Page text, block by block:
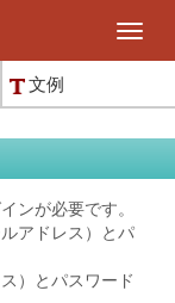
文例
ンが必要です。
アドレス）とパ
）とパスワード